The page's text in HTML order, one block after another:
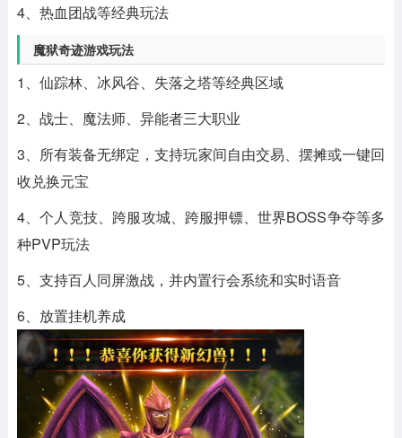
4、热血团战等经典玩法
魔狱奇迹游戏玩法
1、仙踪林、冰风谷、失落之塔等经典区域
2、战士、魔法师、异能者三大职业
3、所有装备无绑定，支持玩家间自由交易、摆摊或一键回
收兑换元宝
4、个人竞技、跨服攻城、跨服押镖、世界BOSS争夺等多
种PVP玩法
5、支持百人同屏激战，并内置行会系统和实时语音
6、放置挂机养成